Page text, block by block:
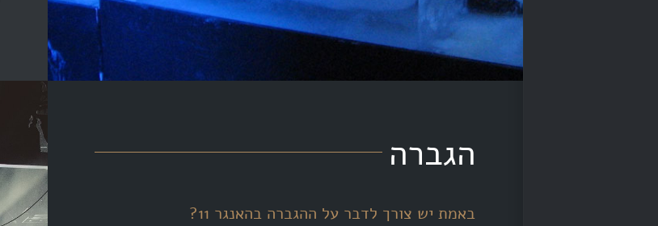
הגברה
באמת יש צורך לדבר על ההגברה בהאנגר 11?